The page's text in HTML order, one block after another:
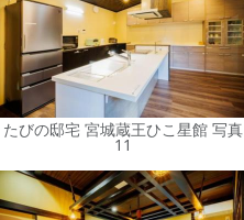
たびの邸宅 宮城蔵王ひこ星館 写真
11